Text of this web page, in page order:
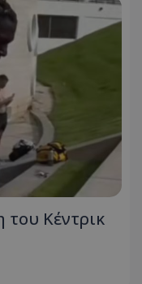
Κέντρικ